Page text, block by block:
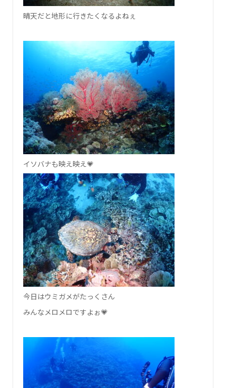
晴天だと地形に行きたくなるよねぇ
イソバナも映え映え💗
今日はウミガメがたっくさん
みんなメロメロですよぉ💗